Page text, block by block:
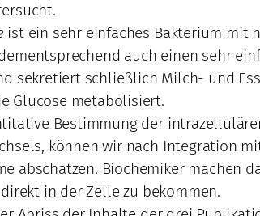
ist ein sehr einfaches Bakterium mit
auch einen sehr
sekretiert schließlich Milch- und
Glucose metabolisiert.
Bestimmung der
können wir nach Integration
abschätzen. Biochemiker machen
in der Zelle zu bekommen.